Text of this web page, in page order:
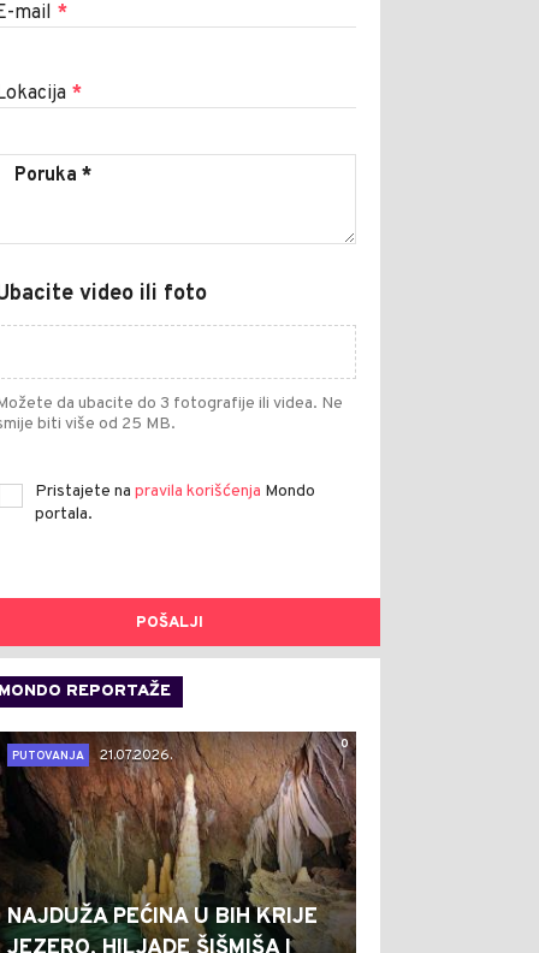
mail *
*
video ili foto
da ubacite do 3 fotografije ili videa. Ne
biti više od 25 MB.
Pristajete na pravila korišćenja Mondo
portala.
POŠALJI
MONDO REPORTAŽE
0
PUTOVANJA
21.07.2026.
NAJDUŽA PEĆINA U BIH KRIJE